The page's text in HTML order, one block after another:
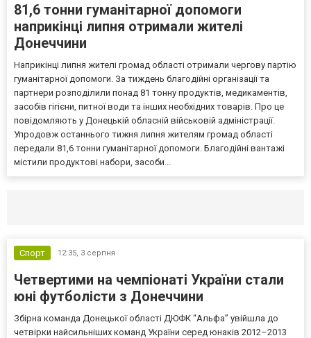
81,6 тонни гуманітарної допомоги
наприкінці липня отримали жителі
Донеччини
Наприкінці липня жителі громад області отримали чергову партію
гуманітарної допомоги. За тиждень благодійні організації та
партнери розподілили понад 81 тонну продуктів, медикаментів,
засобів гігієни, питної води та інших необхідних товарів. Про це
повідомляють у Донецькій обласній військовій адміністрації.
Упродовж останнього тижня липня жителям громад області
передали 81,6 тонни гуманітарної допомоги. Благодійні вантажі
містили продуктові набори, засоби...
Спорт 12:35, 3 серпня
Четвертими на чемпіонаті України стали
юні футболісти з Донеччини
Збірна команда Донецької області ДЮФК “Альфа” увійшла до
четвірки найсильніших команд України серед юнаків 2012–2013